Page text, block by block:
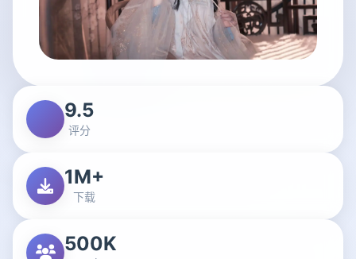
9.5
评分
1M+
下载
500K